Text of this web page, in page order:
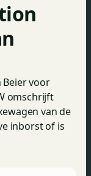
Beier voor
omschrijft
van de
inborst of is